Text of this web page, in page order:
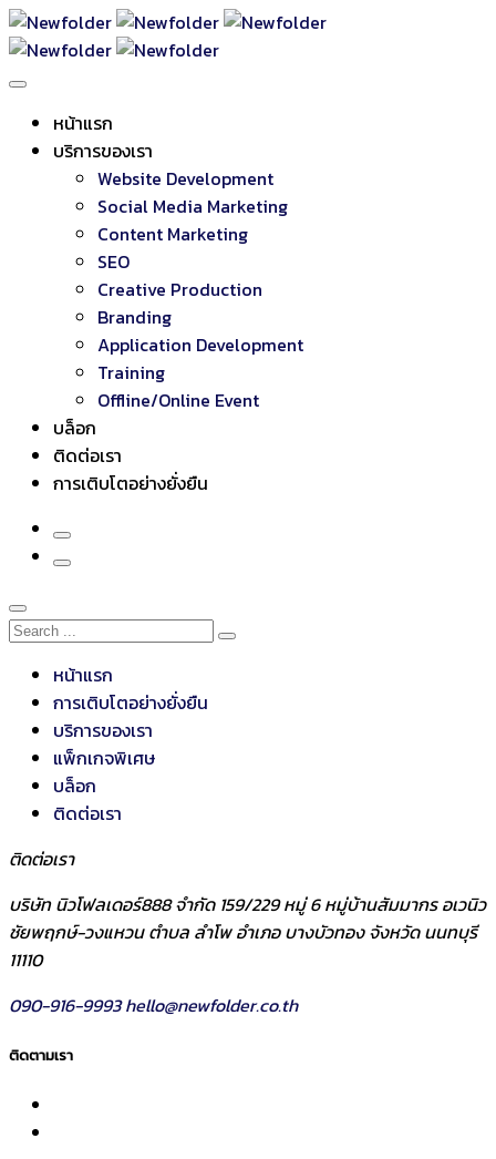
หน้าแรก
บริการของเรา
Website Development
Social Media Marketing
Content Marketing
SEO
Creative Production
Branding
Application Development
Training
Offline/Online Event
บล็อก
ติดต่อเรา
การเติบโตอย่างยั่งยืน
หน้าแรก
การเติบโตอย่างยั่งยืน
บริการของเรา
แพ็กเกจพิเศษ
บล็อก
ติดต่อเรา
ติดต่อเรา
บริษัท นิวโฟลเดอร์888 จำกัด 159/229 หมู่ 6 หมู่บ้านสัมมากร อเวนิว
ชัยพฤกษ์-วงแหวน ตำบล ลำโพ อำเภอ บางบัวทอง จังหวัด นนทบุรี
11110
090-916-9993hello@newfolder.co.th
ติดตามเรา